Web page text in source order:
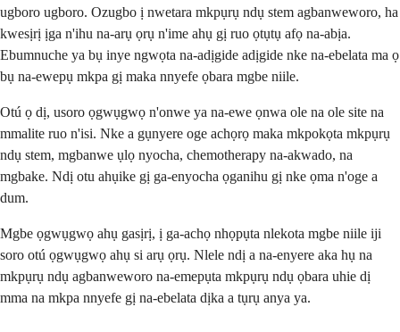
ugboro ugboro. Ozugbo ị nwetara mkpụrụ ndụ stem agbanweworo, ha
kwesịrị ịga n'ihu na-arụ ọrụ n'ime ahụ gị ruo ọtụtụ afọ na-abịa.
Ebumnuche ya bụ inye ngwọta na-adịgide adịgide nke na-ebelata ma ọ
bụ na-ewepụ mkpa gị maka nnyefe ọbara mgbe niile.
Otú ọ dị, usoro ọgwụgwọ n'onwe ya na-ewe ọnwa ole na ole site na
mmalite ruo n'isi. Nke a gụnyere oge achọrọ maka mkpokọta mkpụrụ
ndụ stem, mgbanwe ụlọ nyocha, chemotherapy na-akwado, na
mgbake. Ndị otu ahụike gị ga-enyocha ọganihu gị nke ọma n'oge a
dum.
Mgbe ọgwụgwọ ahụ gasịrị, ị ga-achọ nhọpụta nlekota mgbe niile iji
soro otú ọgwụgwọ ahụ si arụ ọrụ. Nlele ndị a na-enyere aka hụ na
mkpụrụ ndụ agbanweworo na-emepụta mkpụrụ ndụ ọbara uhie dị
mma na mkpa nnyefe gị na-ebelata dịka a tụrụ anya ya.